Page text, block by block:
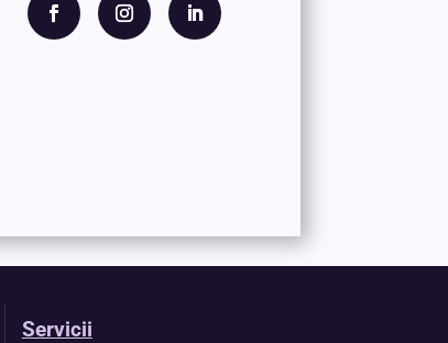
Servicii